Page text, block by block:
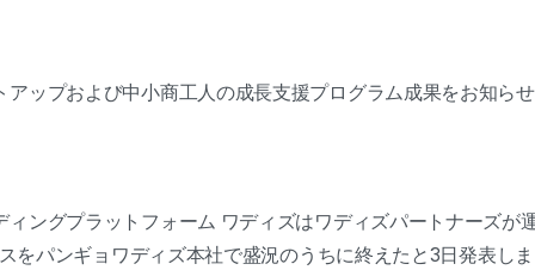
アップおよび中小商工人の成長支援プログラム成果をお知ら
ングプラットフォーム ワディズはワディズパートナーズが
をパンギョワディズ本社で盛況のうちに終えたと3日発表し